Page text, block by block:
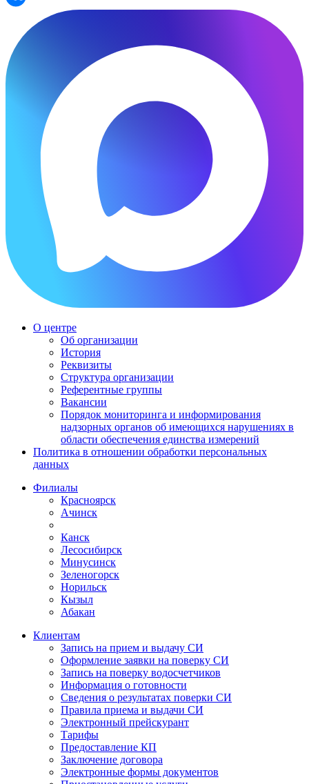
О центре
Об организации
История
Реквизиты
Структура организации
Референтные группы
Вакансии
Порядок мониторинга и информирования
надзорных органов об имеющихся нарушениях в
области обеспечения единства измерений
Политика в отношении обработки персональных
данных
Филиалы
Красноярск
Ачинск
Канск
Лесосибирск
Минусинск
Зеленогорск
Норильск
Кызыл
Абакан
Клиентам
Запись на прием и выдачу СИ
Оформление заявки на поверку СИ
Запись на поверку водосчетчиков
Информация о готовности
Сведения о результатах поверки СИ
Правила приема и выдачи СИ
Электронный прейскурант
Тарифы
Предоставление КП
Заключение договора
Электронные формы документов